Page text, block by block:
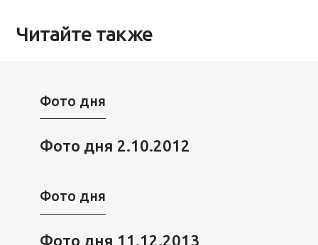
Читайте также
Фото дня
Фото дня 2.10.2012
Фото дня
Фото дня 11.12.2013